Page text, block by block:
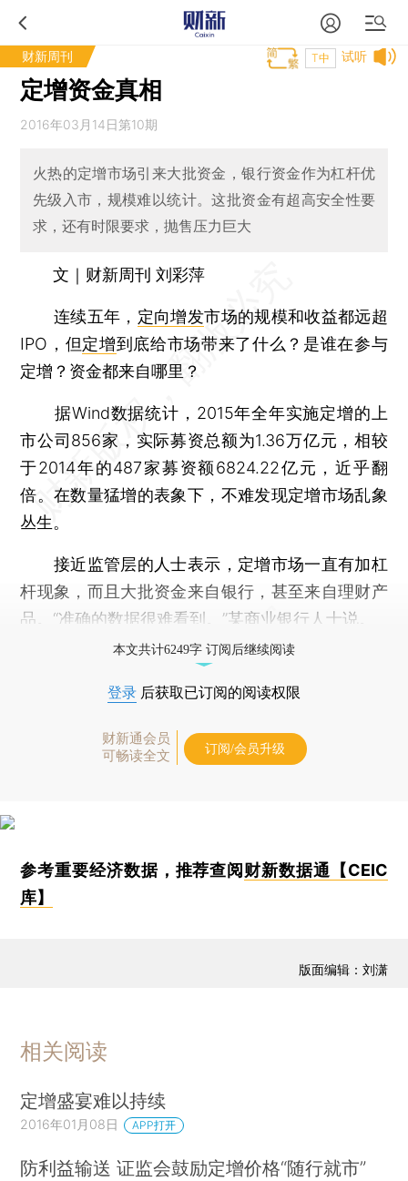
财新周刊 试听
T中
定增资金真相
2016年03月14日第10期
火热的定增市场引来大批资金，银行资金作为杠杆优
先级入市，规模难以统计。这批资金有超高安全性要
求，还有时限要求，抛售压力巨大
文｜财新周刊 刘彩萍
连续五年， 定向增发市场的规模和收益都远超
IPO，但定增到底给市场带来了什么？是谁在参与
定增？资金都来自哪里？
据Wind数据统计，2015年全年实施定增的上
市公司856家，实际募资总额为1.36万亿元，相较
于2014年的487家募资额6824.22亿元，近乎翻
倍。在数量猛增的表象下，不难发现定增市场乱象
丛生。
接近监管层的人士表示，定增市场一直有加杠
杆现象，而且大批资金来自银行，甚至来自理财产
品。“准确的数据很难看到。”某商业银行人士说。
本文共计6249字 订阅后继续阅读
登录 后获取已订阅的阅读权限
财新通会员
可畅读全文
订阅/会员升级
参考重要经济数据，推荐查阅 财新数据通【CEIC
库】
版面编辑：刘潇
相关阅读
定增盛宴难以持续
2016年01月08日 APP打开
防利益输送 证监会鼓励定增价格“随行就市”